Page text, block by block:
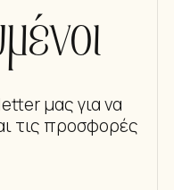
μας για να
τις προσφορές